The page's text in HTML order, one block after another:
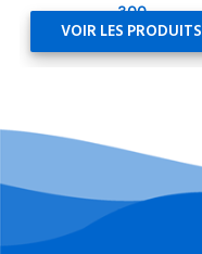
300
VOIR LES PRODUITS